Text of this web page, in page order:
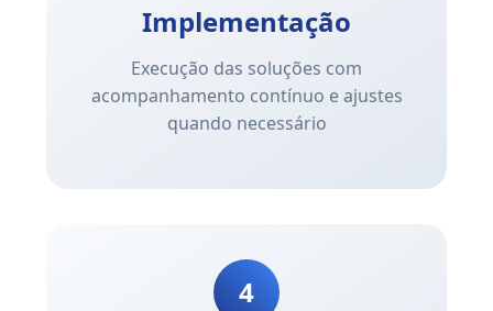
Implementação
Execução das soluções com
acompanhamento contínuo e ajustes
quando necessário
4